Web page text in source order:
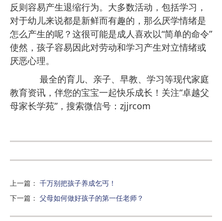
反则容易产生退缩行为。大多数活动，包括学习，
对于幼儿来说都是新鲜而有趣的，那么厌学情绪是
怎么产生的呢？这很可能是成人喜欢以“简单的命令”
使然，孩子容易因此对劳动和学习产生对立情绪或
厌恶心理。
最全的育儿、亲子、早教、学习等现代家庭
教育资讯，伴您的宝宝一起快乐成长！关注“卓越父
母家长学苑”，搜索微信号：zjjrcom
上一篇 ： 千万别把孩子养成乞丐！
下一篇 ： 父母如何做好孩子的第一任老师？